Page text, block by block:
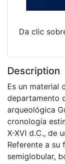
Da clic
Description
Es un material
departamento
arqueológica
cronología
X-XVI d.C., de
Referente a su
semiglobular,